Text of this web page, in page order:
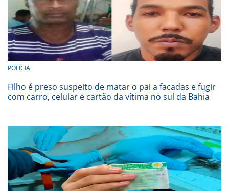
POLÍCIA
Filho é preso suspeito de matar o pai a facadas e fugir
com carro, celular e cartão da vítima no sul da Bahia